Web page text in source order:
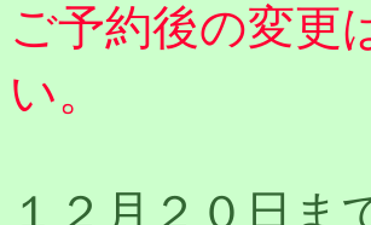
ご予約後の変更
い。
１２月２０日ま